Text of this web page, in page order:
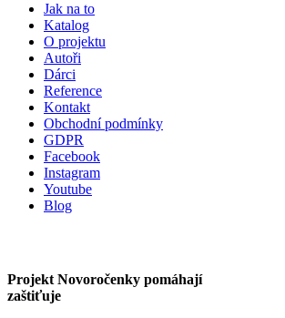
Jak na to
Katalog
O projektu
Autoři
Dárci
Reference
Kontakt
Obchodní podmínky
GDPR
Facebook
Instagram
Youtube
Blog
Projekt Novoročenky pomáhají
zaštiťuje